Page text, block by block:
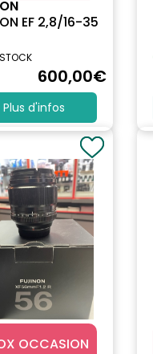
EF 2,8/16-35
600,00€
Plus d'infos
OCCASION